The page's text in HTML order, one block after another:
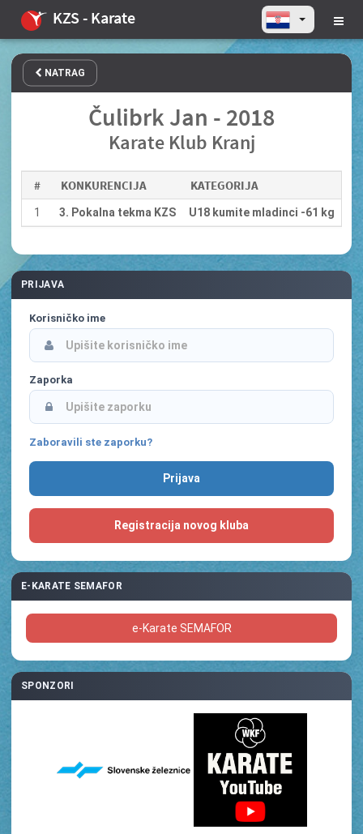
KZS - Karate
NATRAG
Čulibrk Jan - 2018
Karate Klub Kranj
# KONKURENCIJA KATEGORIJA
1 3. Pokalna tekma KZS U18 kumite mladinci -61 kg
PRIJAVA
Korisničko ime
Zaporka
Zaboravili ste zaporku?
Registracija novog kluba
E-KARATE SEMAFOR
e-Karate SEMAFOR
SPONZORI